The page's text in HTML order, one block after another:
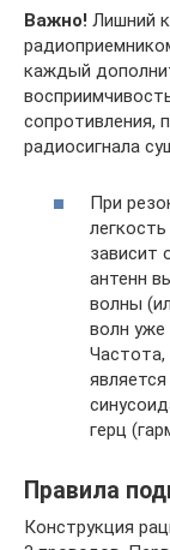
Важно! Лишний
каждый
сопротивления,
радиосигнала
При
зависит
антенн
волны
волн уже
герц
Правила
Конструкция